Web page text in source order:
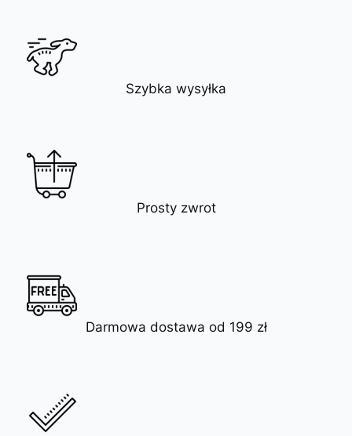
Szybka wysyłka
Prosty zwrot
Darmowa dostawa od 199 zł